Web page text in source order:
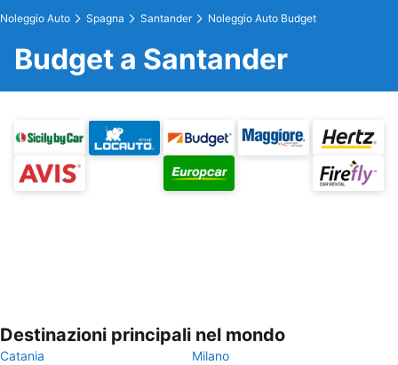
Noleggio Auto Spagna Santander Noleggio Auto Budget
Budget a Santander
Destinazioni principali nel mondo
Catania
Milano